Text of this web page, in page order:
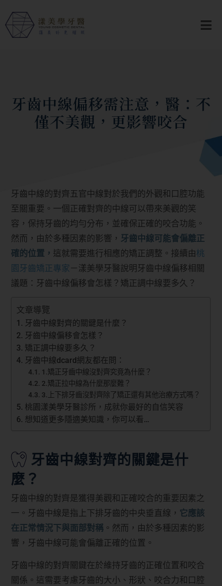
牙齒中線偏移需注意，醫：不
僅不美觀，更影響咬合
牙齒中線的對齊五官中線對於我們的外觀和口腔功能
至關重要。一個正確對齊的中線可以帶來美觀的笑
容，保持牙齒的均勻分布，並確保正確的咬合功能。
然而，由於多種因素的影響， 牙齒中線可能會偏離正
確的位置， 這就需要進行相應的矯正調整。接續由桃
園牙齒矯正專家－漾美學牙醫說明牙齒中線偏移相關
議題：牙齒中線偏移會怎樣？矯正調中線要多久？
文章導覽
牙齒中線對齊的關鍵是什麼？
牙齒中線偏移會怎樣？
矯正調中線要多久？
牙齒中線dcard網友都在問：
1.矯正牙齒中線沒對齊究竟為什麼？
2.矯正拉中線為什麼那麼難？
3.上下排牙齒沒對齊除了矯正還有其他治療方式嗎？
桃園漾美學牙醫診所，成就你最好的自信笑容
想知道更多隱適美知識，你可以看…
牙齒中線對齊的關鍵是什
麼？
牙齒中線的對齊是獲得美觀和正確咬合的重要因素之
一。牙齒中線是指上下排牙齒的中央垂直線， 它應該
在正常情況下與面部對稱 。然而，由於多種因素的影
響，牙齒中線可能會偏離正確的位置。
牙齒中線的對齊關鍵在於維持牙齒的正確位置和咬合
關係。這需要考慮牙齒的大小、形狀、咬合力和口腔